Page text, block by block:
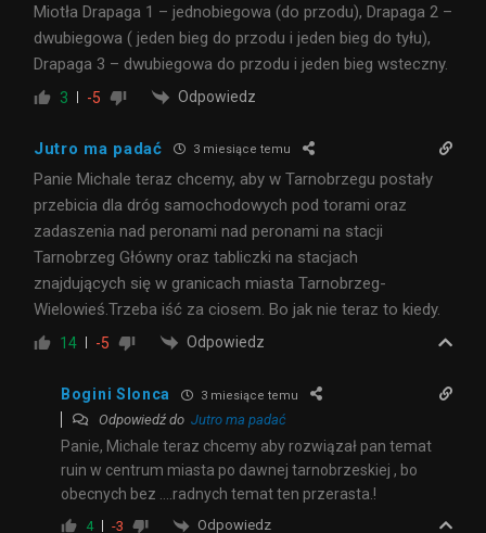
Miotła Drapaga 1 – jednobiegowa (do przodu), Drapaga 2 –
dwubiegowa ( jeden bieg do przodu i jeden bieg do tyłu),
Drapaga 3 – dwubiegowa do przodu i jeden bieg wsteczny.
3 -5 Odpowiedz
Jutro ma padać 3 miesiące temu
Panie Michale teraz chcemy, aby w Tarnobrzegu postały
przebicia dla dróg samochodowych pod torami oraz
zadaszenia nad peronami nad peronami na stacji
Tarnobrzeg Główny oraz tabliczki na stacjach
znajdujących się w granicach miasta Tarnobrzeg-
Wielowieś.Trzeba iść za ciosem. Bo jak nie teraz to kiedy.
14 -5 Odpowiedz
Bogini Slonca 3 miesiące temu
Odpowiedź do Jutro ma padać
Panie, Michale teraz chcemy aby rozwiązał pan temat
ruin w centrum miasta po dawnej tarnobrzeskiej , bo
obecnych bez ….radnych temat ten przerasta.!
4 -3 Odpowiedz